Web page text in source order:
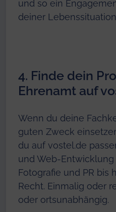
und so ein
deiner
4. Finde dein
Ehrenamt auf
Wenn du deine
guten Zweck
du auf vostel.de
und Web-Entwicklung
Fotografie und PR bis
Recht. Einmalig oder
oder ortsunabhängig.